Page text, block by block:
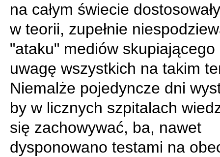
na całym świecie
w teorii, zupełnie
"ataku" mediów skupiającego
uwagę wszystkich na takim
Niemalże pojedyncze dni
by w licznych szpitalach
się zachowywać, ba, nawet
dysponowano testami na